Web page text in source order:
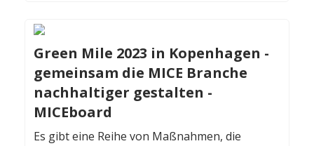
Green Mile 2023 in Kopenhagen -
gemeinsam die MICE Branche
nachhaltiger gestalten -
MICEboard
Es gibt eine Reihe von Maßnahmen, die